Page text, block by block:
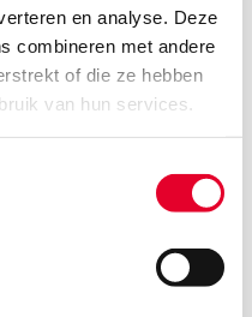
en analyse. Deze
combineren met andere
of die ze hebben
van hun services.